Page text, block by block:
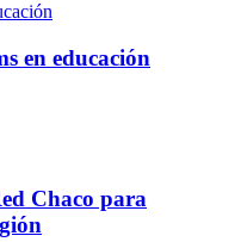
en educación
Chaco para